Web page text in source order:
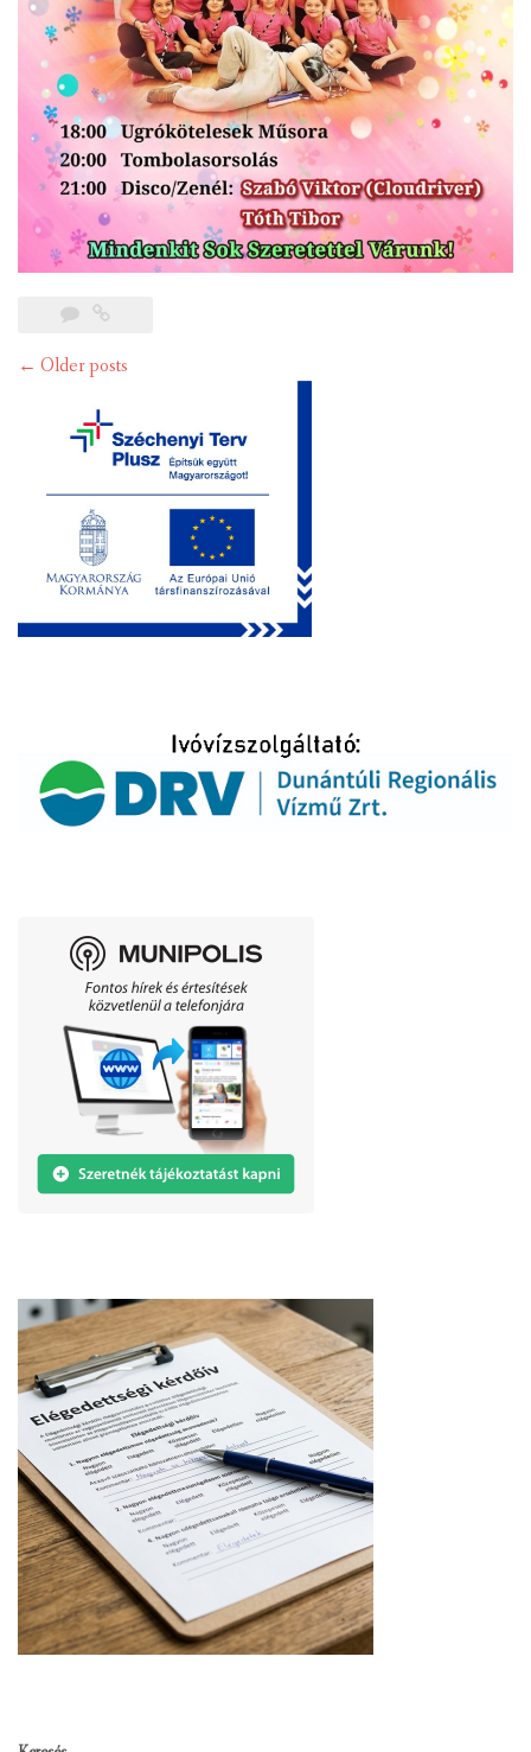
Posts
← Older posts